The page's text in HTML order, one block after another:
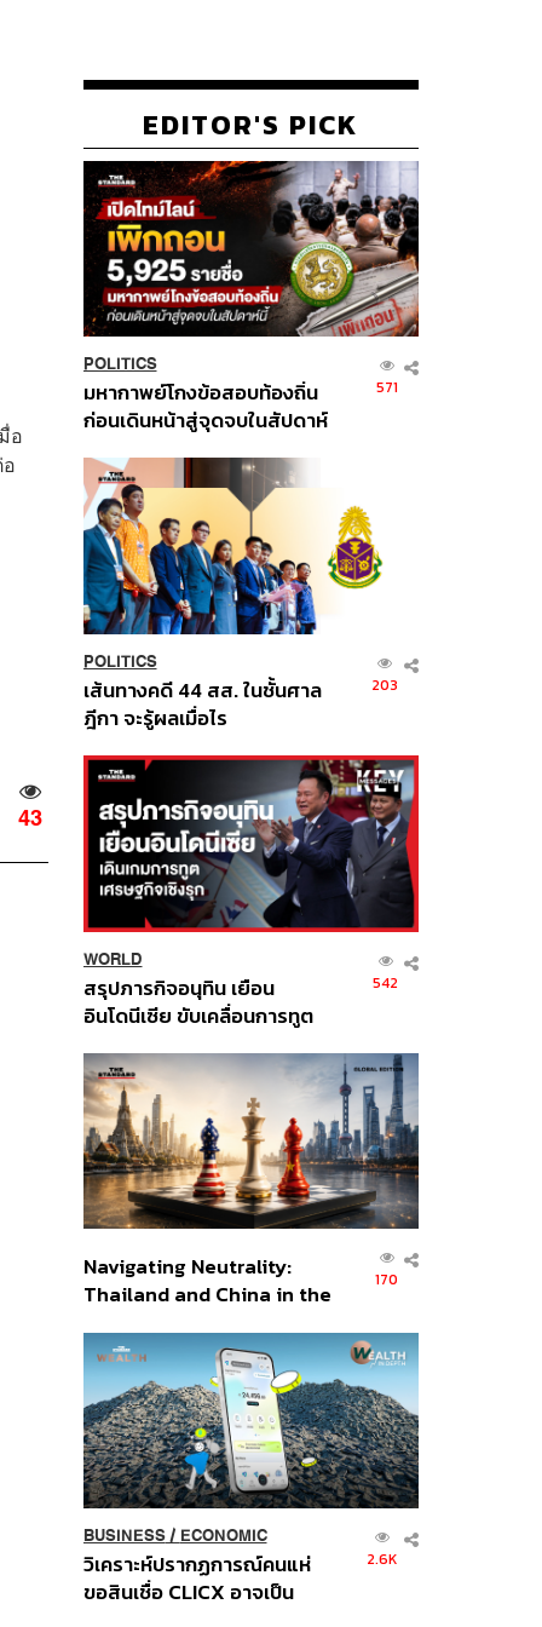
อ
43
EDITOR'S PICK
POLITICS
มหากาพย์โกงข้อสอบท้องถิ่น
ก่อนเดินหน้าสู่จุดจบในสัปดาห์
571
POLITICS
เส้นทางคดี 44 สส. ในชั้นศาล
ฎีกา จะรู้ผลเมื่อไร
203
WORLD
สรุปภารกิจอนุทิน เยือน
อินโดนีเซีย ขับเคลื่อนการทูต
ส่วนยุทธศาสตร์ไทย –
อินโดนีเซีย
542
Navigating Neutrality:
Thailand and China in the
Order
170
BUSINESS/ ECONOMIC
วิเคราะห์ปรากฏการณ์คนแห่
ขอสินเชื่อ CLICX อาจเป็น
2.6K